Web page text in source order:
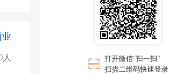
人
打开微信"扫一扫"
扫描二维码快速登录